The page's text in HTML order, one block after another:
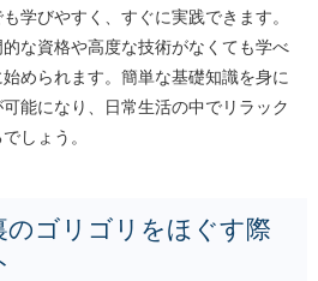
学びやすく、すぐに実践できます。
な資格や高度な技術がなくても学べ
められます。簡単な基礎知識を身に
能になり、日常生活の中でリラック
しょう。
のゴリゴリをほぐす際